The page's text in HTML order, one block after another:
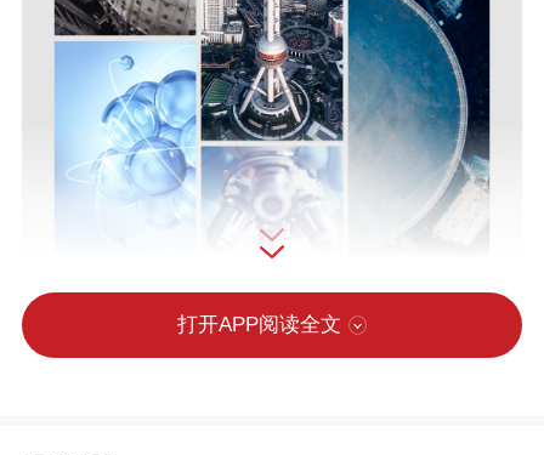
打开APP阅读全文